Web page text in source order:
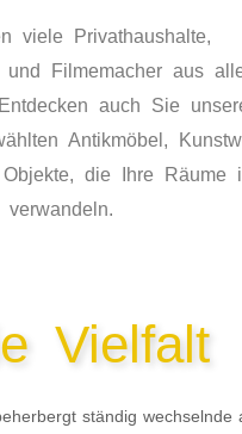
viele Privathaushalte,
und Filmemacher aus
auch Sie
Antikmöbel,
die Ihre Räume
Vielfalt
ständig wechselnde